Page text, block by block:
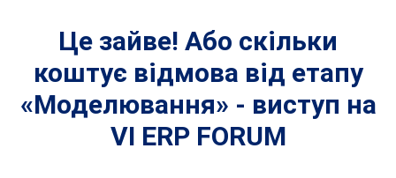
Це зайве! Або скільки
коштує відмова від етапу
«Моделювання» - виступ на
VI ERP FORUM